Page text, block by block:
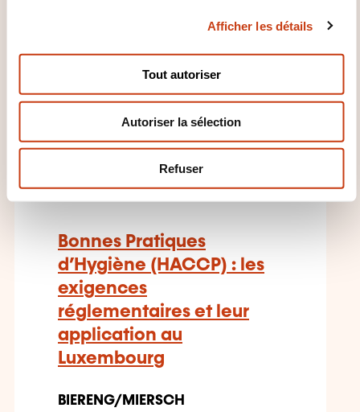
n
Afficher les détails
Tout autoriser
Autoriser la sélection
Refuser
Agroalimentaire - Ingrédient
FR
Bonnes Pratiques
d’Hygiène (HACCP) : les
exigences
réglementaires et leur
application au
Luxembourg
BIERENG/MIERSCH